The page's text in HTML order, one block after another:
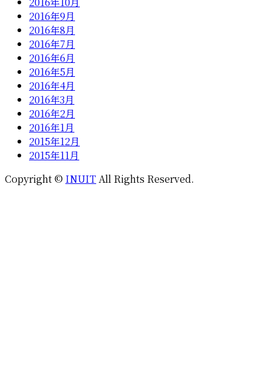
2016年9月
2016年8月
2016年7月
2016年6月
2016年5月
2016年4月
2016年3月
2016年2月
2016年1月
2015年12月
2015年11月
Copyright © INUITAll Rights Reserved.